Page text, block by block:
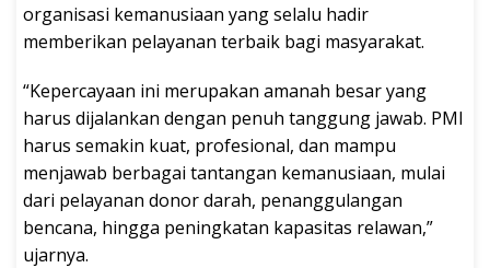
organisasi kemanusiaan yang selalu hadir
memberikan pelayanan terbaik bagi masyarakat.
“Kepercayaan ini merupakan amanah besar yang
harus dijalankan dengan penuh tanggung jawab. PMI
harus semakin kuat, profesional, dan mampu
menjawab berbagai tantangan kemanusiaan, mulai
dari pelayanan donor darah, penanggulangan
bencana, hingga peningkatan kapasitas relawan,”
ujarnya.